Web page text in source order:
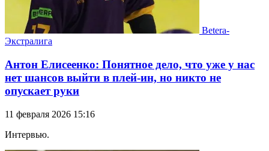
Betera-
Экстралига
Антон Елисеенко: Понятное дело, что уже у нас
нет шансов выйти в плей-ин, но никто не
опускает руки
11 февраля 2026 15:16
Интервью.